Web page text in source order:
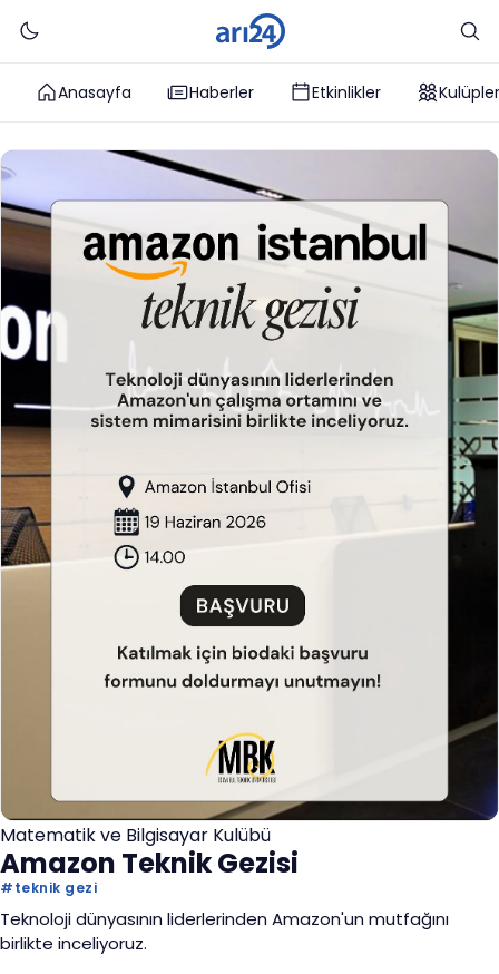
Anasayfa Haberler Etkinlikler Kulüpler
Matematik ve Bilgisayar Kulübü
Amazon Teknik Gezisi
#teknik gezi
Teknoloji dünyasının liderlerinden Amazon'un mutfağını
birlikte inceliyoruz.